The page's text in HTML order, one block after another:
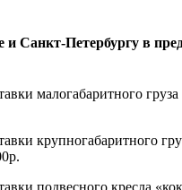
и Санкт-Петербургу в
малогабаритного груза
крупногабаритного
подвесного кресла